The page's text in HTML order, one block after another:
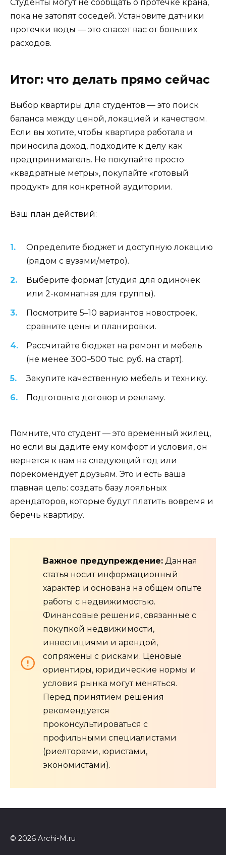
Студенты могут не сообщать о протечке крана,
пока не затопят соседей. Установите датчики
протечки воды — это спасет вас от больших
расходов.
Итог: что делать прямо сейчас
Выбор квартиры для студентов — это поиск
баланса между ценой, локацией и качеством.
Если вы хотите, чтобы квартира работала и
приносила доход, подходите к делу как
предприниматель. Не покупайте просто
«квадратные метры», покупайте «готовый
продукт» для конкретной аудитории.
Ваш план действий:
Определите бюджет и доступную локацию
(рядом с вузами/метро).
Выберите формат (студия для одиночек
или 2-комнатная для группы).
Посмотрите 5–10 вариантов новостроек,
сравните цены и планировки.
Рассчитайте бюджет на ремонт и мебель
(не менее 300–500 тыс. руб. на старт).
Закупите качественную мебель и технику.
Подготовьте договор и рекламу.
Помните, что студент — это временный жилец,
но если вы дадите ему комфорт и условия, он
вернется к вам на следующий год или
порекомендует друзьям. Это и есть ваша
главная цель: создать базу лояльных
арендаторов, которые будут платить вовремя и
беречь квартиру.
Важное предупреждение: Данная
статья носит информационный
характер и основана на общем опыте
работы с недвижимостью.
Финансовые решения, связанные с
покупкой недвижимости,
инвестициями и арендой,
сопряжены с рисками. Ценовые
ориентиры, юридические нормы и
условия рынка могут меняться.
Перед принятием решения
рекомендуется
проконсультироваться с
профильными специалистами
(риелторами, юристами,
экономистами).
© 2026 Archi-M.ru